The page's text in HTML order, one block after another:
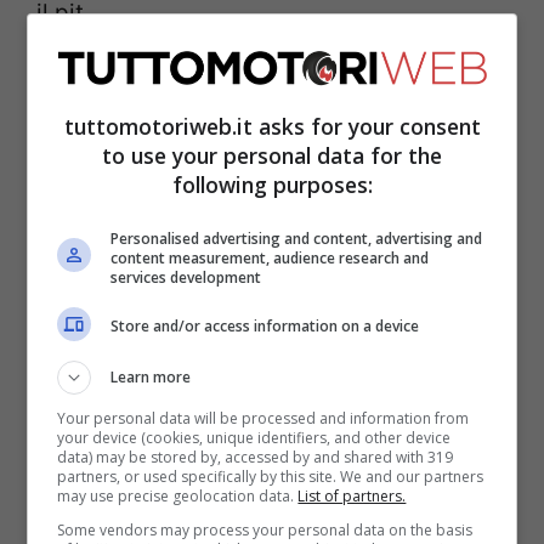
il pit.
Doppio podio per
Schumacher
Nonostante ciò, i due talenti dellaFDA,
tuttomotoriweb.it asks for your consent
to use your personal data for the
following purposes:
Personalised advertising and content, advertising and
content measurement, audience research and
services development
Store and/or access information on a device
Learn more
Your personal data will be processed and information from
your device (cookies, unique identifiers, and other device
data) may be stored by, accessed by and shared with 319
partners, or used specifically by this site. We and our partners
may use precise geolocation data. List of partners.
Some vendors may process your personal data on the basis